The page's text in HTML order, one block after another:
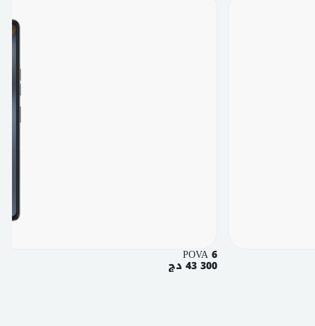
POVA 6
43 300 دج